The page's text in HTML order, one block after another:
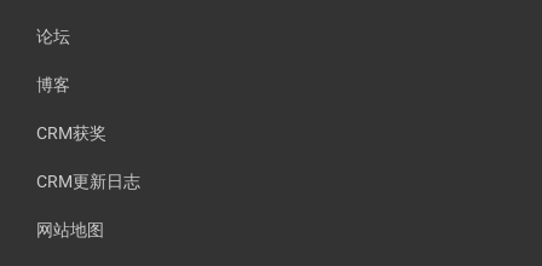
论坛
博客
CRM获奖
CRM更新日志
网站地图